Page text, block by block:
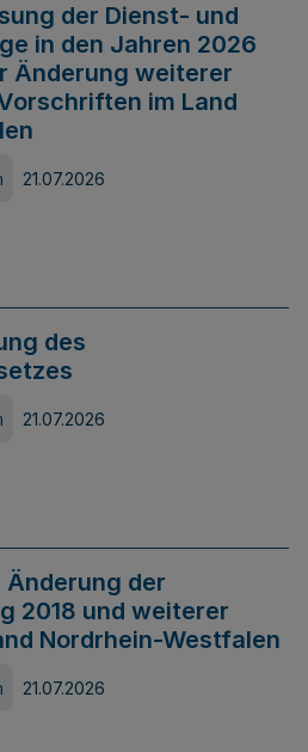
der Dienst- und
in den Jahren 2026
Änderung weiterer
im Land
21.07.2026
des
21.07.2026
der
2018 und weiterer
Nordrhein-Westfalen
21.07.2026